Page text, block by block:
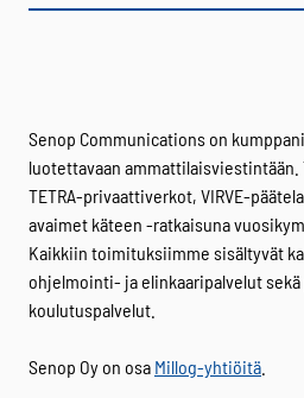
Senop Communications on
luotettavaan
TETRA-privaattiverkot, VIRVE-
avaimet käteen -ratkaisuna
Kaikkiin toimituksiimme sisältyvät
ohjelmointi- ja elinkaaripalvelut
koulutuspalvelut.
Senop Oy on osa Millog-yhtiöitä